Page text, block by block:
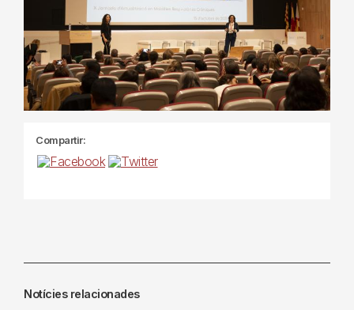
Compartir:
Notícies relacionades